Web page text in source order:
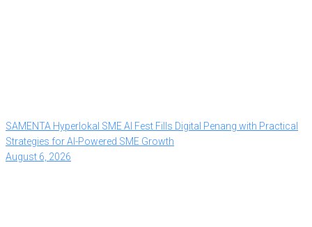
SAMENTA Hyperlokal SME AI Fest Fills Digital Penang with Practical
Strategies for AI-Powered SME Growth
August 6, 2026